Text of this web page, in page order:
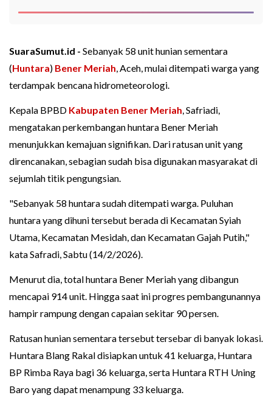
SuaraSumut.id - Sebanyak 58 unit hunian sementara
(Huntara) Bener Meriah, Aceh, mulai ditempati warga yang
terdampak bencana hidrometeorologi.
Kepala BPBD Kabupaten Bener Meriah, Safriadi,
mengatakan perkembangan huntara Bener Meriah
menunjukkan kemajuan signifikan. Dari ratusan unit yang
direncanakan, sebagian sudah bisa digunakan masyarakat di
sejumlah titik pengungsian.
"Sebanyak 58 huntara sudah ditempati warga. Puluhan
huntara yang dihuni tersebut berada di Kecamatan Syiah
Utama, Kecamatan Mesidah, dan Kecamatan Gajah Putih,"
kata Safradi, Sabtu (14/2/2026).
Menurut dia, total huntara Bener Meriah yang dibangun
mencapai 914 unit. Hingga saat ini progres pembangunannya
hampir rampung dengan capaian sekitar 90 persen.
Ratusan hunian sementara tersebut tersebar di banyak lokasi.
Huntara Blang Rakal disiapkan untuk 41 keluarga, Huntara
BP Rimba Raya bagi 36 keluarga, serta Huntara RTH Uning
Baro yang dapat menampung 33 keluarga.